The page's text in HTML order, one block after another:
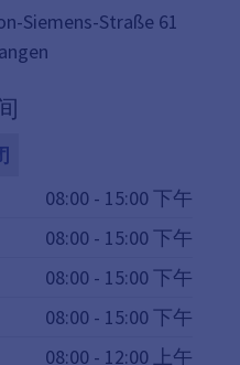
Siemens-Straße 61
08:00 - 15:00下午
08:00 - 15:00下午
08:00 - 15:00下午
08:00 - 15:00下午
08:00 - 12:00 上午